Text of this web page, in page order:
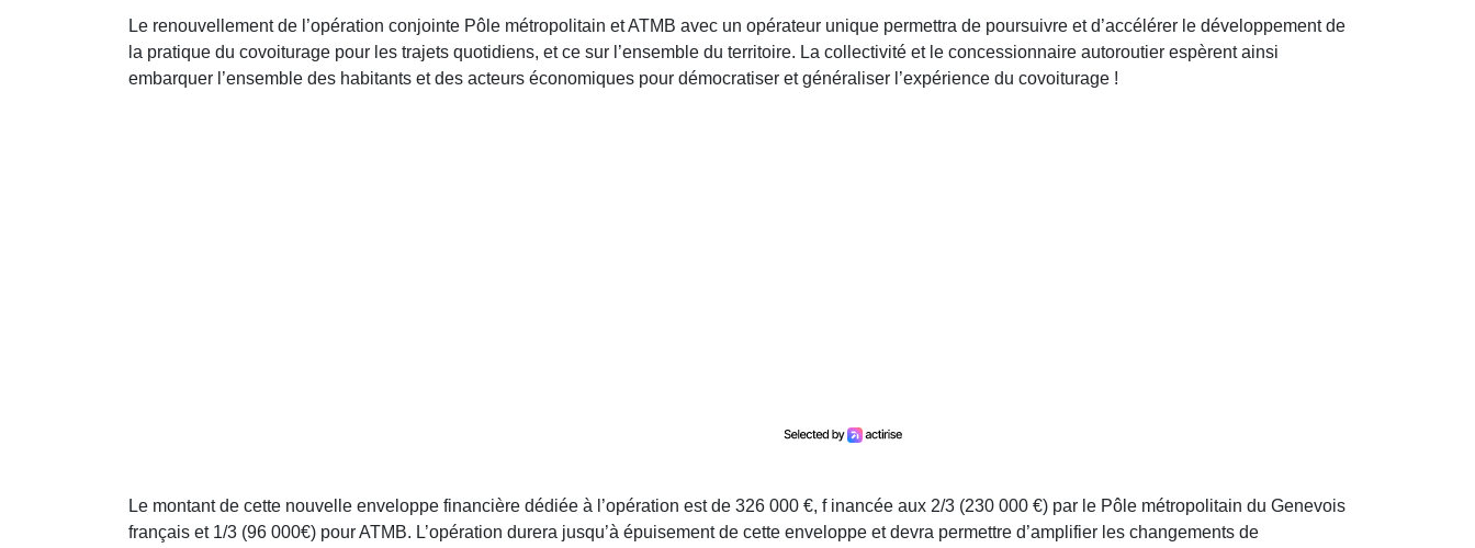
Le renouvellement de l’opération conjointe Pôle métropolitain et ATMB avec un opérateur unique permettra de poursuivre et d’accélérer le développement de
la pratique du covoiturage pour les trajets quotidiens, et ce sur l’ensemble du territoire. La collectivité et le concessionnaire autoroutier espèrent ainsi
embarquer l’ensemble des habitants et des acteurs économiques pour démocratiser et généraliser l’expérience du covoiturage !
Le montant de cette nouvelle enveloppe financière dédiée à l’opération est de 326 000 €, f inancée aux 2/3 (230 000 €) par le Pôle métropolitain du Genevois
français et 1/3 (96 000€) pour ATMB. L’opération durera jusqu’à épuisement de cette enveloppe et devra permettre d’amplifier les changements de